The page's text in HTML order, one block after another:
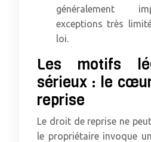
généralement
exceptions très
loi.
Les motifs
sérieux : le
reprise
Le droit de reprise ne
le propriétaire invoque